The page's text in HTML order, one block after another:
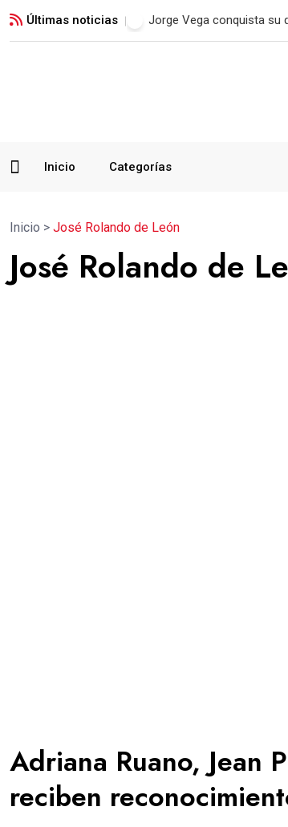
Últimas noticias Jorge Vega conquista su
Inicio Categorías
Inicio > José Rolando de León
José Rolando de
Adriana Ruano, Jean
reciben